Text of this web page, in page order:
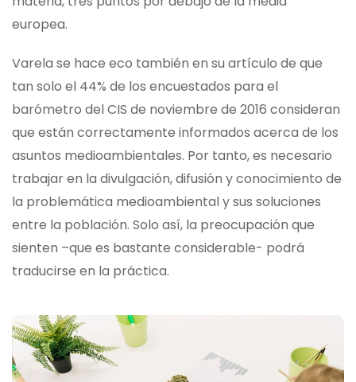
europea.
Varela se hace eco también en su artículo de que
tan solo el 44% de los encuestados para el
barómetro del CIS de noviembre de 2016 consideran
que están correctamente informados acerca de los
asuntos medioambientales. Por tanto, es necesario
trabajar en la divulgación, difusión y conocimiento de
la problemática medioambiental y sus soluciones
entre la población. Solo así, la preocupación que
sienten –que es bastante considerable- podrá
traducirse en la práctica.